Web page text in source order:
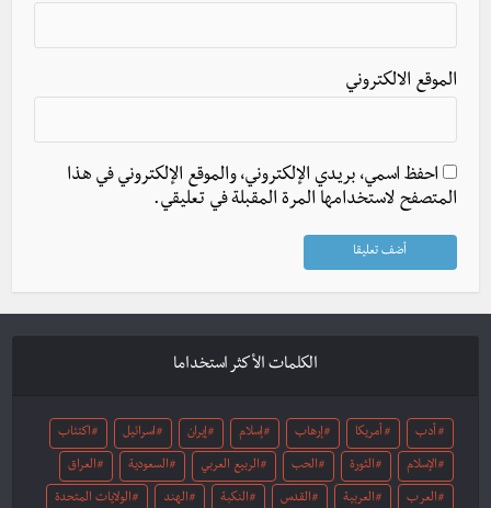
الموقع الالكتروني
احفظ اسمي، بريدي الإلكتروني، والموقع الإلكتروني في هذا
المتصفح لاستخدامها المرة المقبلة في تعليقي.
الكلمات الأكثر استخداما
أدب أمريكا إرهاب إسلام إيران اسرائيل اكتئاب
الإسلام الثورة الحب الربيع العربي السعودية العراق
العرب العربية القدس النكبة الهند الولايات المتحدة